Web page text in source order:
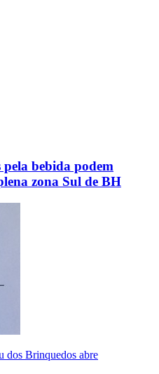
bebida podem
zona Sul de BH
dos Brinquedos abre